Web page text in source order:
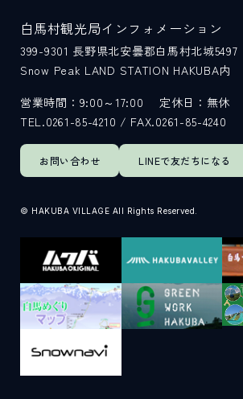
お問い合わせ LINEで友だちになる
白馬村観光局インフォメーション
399-9301 長野県北安曇郡白馬村北城5497
Snow Peak LAND STATION HAKUBA内
営業時間：9:00～17:00
定休日：無休
TEL.0261-85-4210 / FAX.0261-85-4240
© HAKUBA VILLAGE All Rights Reserved.